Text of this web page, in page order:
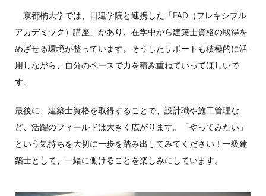
京都橘大学では、日建学院と連携した「FAD（フレキシブル
アカデミック）講座」があり、在学中から建築士資格の取得を
めざせる環境が整っています。そうしたサポートも積極的に活
用しながら、自分のペースで力を積み重ねていってほしいで
す。
最後に、建築士資格を取得することで、設計職や施工管理な
ど、活躍のフィールドは大きく広がります。「やってみたい」
という気持ちを大切に一歩を踏み出してみてください！一級建
築士として、一緒に働けることを楽しみにしています。